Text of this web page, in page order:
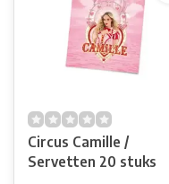
Circus Camille /
Servetten 20 stuks